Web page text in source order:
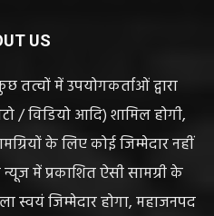
US
में उपयोगकर्ताओं द्वारा
/ विडियो आदि) शामिल होगी,
के लिए कोई जिम्मेदार नहीं
में प्रकाशित ऐसी सामग्री के
स्वयं जिम्मेदार होगा, महाजनपद